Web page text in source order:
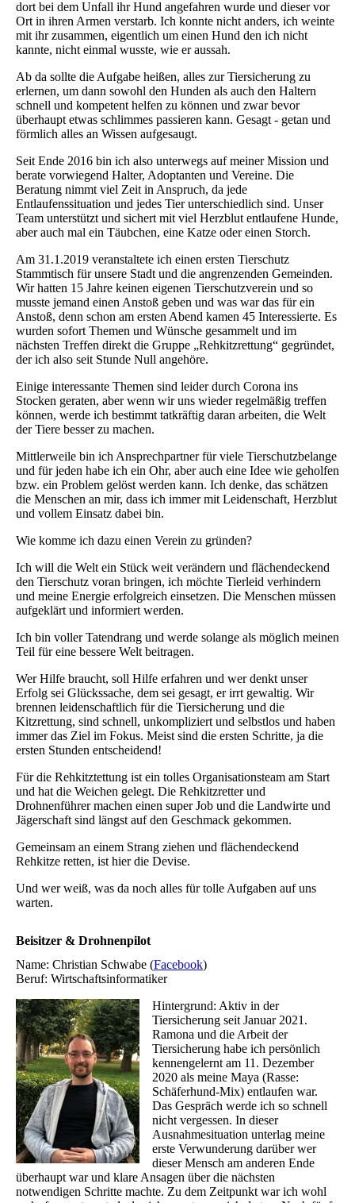
dort bei dem Unfall ihr Hund angefahren wurde und dieser vor
Ort in ihren Armen verstarb. Ich konnte nicht anders, ich weinte
mit ihr zusammen, eigentlich um einen Hund den ich nicht
kannte, nicht einmal wusste, wie er aussah.
Ab da sollte die Aufgabe heißen, alles zur Tiersicherung zu
erlernen, um dann sowohl den Hunden als auch den Haltern
schnell und kompetent helfen zu können und zwar bevor
überhaupt etwas schlimmes passieren kann. Gesagt - getan und
förmlich alles an Wissen aufgesaugt.
Seit Ende 2016 bin ich also unterwegs auf meiner Mission und
berate vorwiegend Halter, Adoptanten und Vereine. Die
Beratung nimmt viel Zeit in Anspruch, da jede
Entlaufenssituation und jedes Tier unterschiedlich sind. Unser
Team unterstützt und sichert mit viel Herzblut entlaufene Hunde,
aber auch mal ein Täubchen, eine Katze oder einen Storch.
Am 31.1.2019 veranstaltete ich einen ersten Tierschutz
Stammtisch für unsere Stadt und die angrenzenden Gemeinden.
Wir hatten 15 Jahre keinen eigenen Tierschutzverein und so
musste jemand einen Anstoß geben und was war das für ein
Anstoß, denn schon am ersten Abend kamen 45 Interessierte. Es
wurden sofort Themen und Wünsche gesammelt und im
nächsten Treffen direkt die Gruppe „Rehkitzrettung“ gegründet,
der ich also seit Stunde Null angehöre.
Einige interessante Themen sind leider durch Corona ins
Stocken geraten, aber wenn wir uns wieder regelmäßig treffen
können, werde ich bestimmt tatkräftig daran arbeiten, die Welt
der Tiere besser zu machen.
Mittlerweile bin ich Ansprechpartner für viele Tierschutzbelange
und für jeden habe ich ein Ohr, aber auch eine Idee wie geholfen
bzw. ein Problem gelöst werden kann. Ich denke, das schätzen
die Menschen an mir, dass ich immer mit Leidenschaft, Herzblut
und vollem Einsatz dabei bin.
Wie komme ich dazu einen Verein zu gründen?
Ich will die Welt ein Stück weit verändern und flächendeckend
den Tierschutz voran bringen, ich möchte Tierleid verhindern
und meine Energie erfolgreich einsetzen. Die Menschen müssen
aufgeklärt und informiert werden.
Ich bin voller Tatendrang und werde solange als möglich meinen
Teil für eine bessere Welt beitragen.
Wer Hilfe braucht, soll Hilfe erfahren und wer denkt unser
Erfolg sei Glückssache, dem sei gesagt, er irrt gewaltig. Wir
brennen leidenschaftlich für die Tiersicherung und die
Kitzrettung, sind schnell, unkompliziert und selbstlos und haben
immer das Ziel im Fokus. Meist sind die ersten Schritte, ja die
ersten Stunden entscheidend!
Für die Rehkitztettung ist ein tolles Organisationsteam am Start
und hat die Weichen gelegt. Die Rehkitzretter und
Drohnenführer machen einen super Job und die Landwirte und
Jägerschaft sind längst auf den Geschmack gekommen.
Gemeinsam an einem Strang ziehen und flächendeckend
Rehkitze retten, ist hier die Devise.
Und wer weiß, was da noch alles für tolle Aufgaben auf uns
warten.
Beisitzer & Drohnenpilot
Name: Christian Schwabe (Facebook)
Beruf: Wirtschaftsinformatiker
Hintergrund: Aktiv in der
Tiersicherung seit Januar 2021.
Ramona und die Arbeit der
Tiersicherung habe ich persönlich
kennengelernt am 11. Dezember
2020 als meine Maya (Rasse:
Schäferhund-Mix) entlaufen war.
Das Gespräch werde ich so schnell
nicht vergessen. In dieser
Ausnahmesituation unterlag meine
erste Verwunderung darüber wer
dieser Mensch am anderen Ende
überhaupt war und klare Ansagen über die nächsten
notwendigen Schritte machte. Zu dem Zeitpunkt war ich wohl